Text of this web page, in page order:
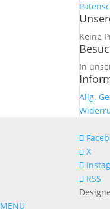
Keine
In
Allg.
X
RSS
MENU